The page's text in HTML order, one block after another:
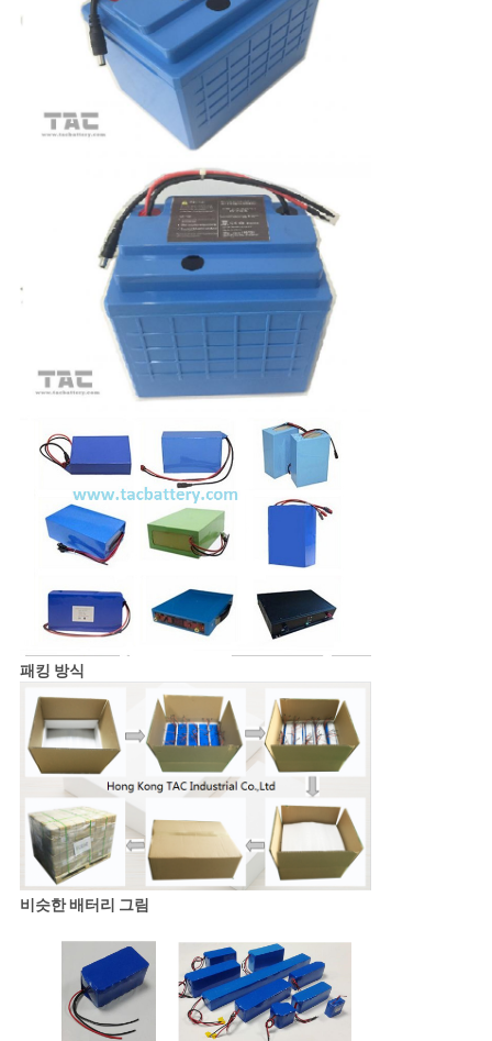
패킹 방식
비슷한 배터리 그림